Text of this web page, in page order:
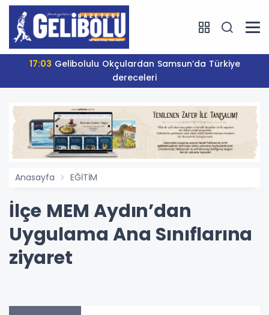
17:03
dereceleri
Anasayfa EĞİTİM
İlçe MEM Aydın’dan
Uygulama Ana Sınıflarına
ziyaret